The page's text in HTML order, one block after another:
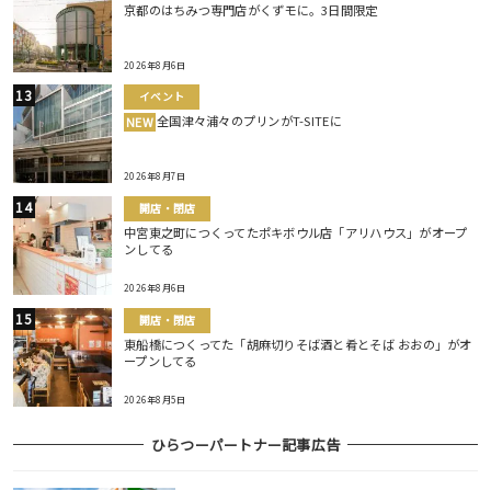
京都のはちみつ専門店がくずモに。3日間限定
2026年8月6日
イベント
NEW 全国津々浦々のプリンがT-SITEに
2026年8月7日
開店・閉店
中宮東之町につくってたポキボウル店「アリハウス」がオープ
ンしてる
2026年8月6日
開店・閉店
東船橋につくってた「胡麻切りそば酒と肴とそば おおの」がオ
ープンしてる
2026年8月5日
ひらつーパートナー記事広告